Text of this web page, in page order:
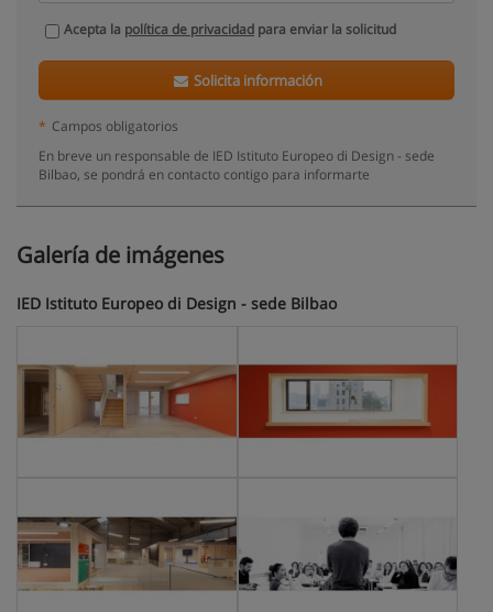
Acepta la política de privacidad para enviar la solicitud
Solicita información
* Campos obligatorios
En breve un responsable de IED Istituto Europeo di Design - sede
Bilbao, se pondrá en contacto contigo para informarte
Galería de imágenes
IED Istituto Europeo di Design - sede Bilbao